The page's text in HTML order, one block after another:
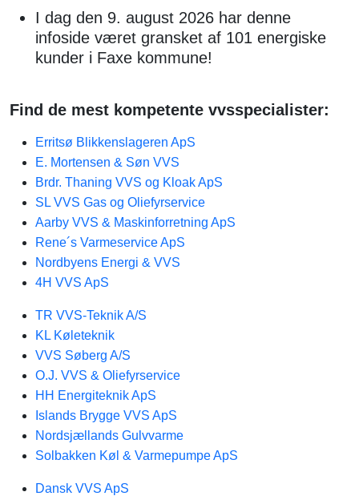
I dag den 9. august 2026 har denne
infoside været gransket af 101 energiske
kunder i Faxe kommune!
Find de mest kompetente vvsspecialister:
Erritsø Blikkenslageren ApS
E. Mortensen & Søn VVS
Brdr. Thaning VVS og Kloak ApS
SL VVS Gas og Oliefyrservice
Aarby VVS & Maskinforretning ApS
Rene´s Varmeservice ApS
Nordbyens Energi & VVS
4H VVS ApS
TR VVS-Teknik A/S
KL Køleteknik
VVS Søberg A/S
O.J. VVS & Oliefyrservice
HH Energiteknik ApS
Islands Brygge VVS ApS
Nordsjællands Gulvvarme
Solbakken Køl & Varmepumpe ApS
Dansk VVS ApS